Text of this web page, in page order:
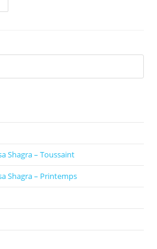
Shagra – Toussaint
Shagra – Printemps